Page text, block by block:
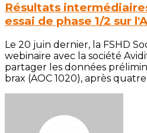
Résultats
essai de phase 1/2 sur
Le 20 juin dernier, la FSHD
webinaire avec la société
partager les données
brax (AOC 1020), après quatre